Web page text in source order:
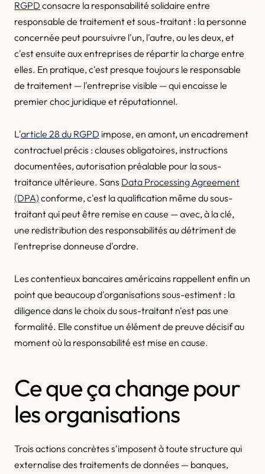
RGPD consacre la responsabilité solidaire entre
responsable de traitement et sous-traitant : la personne
concernée peut poursuivre l'un, l'autre, ou les deux, et
c'est ensuite aux entreprises de répartir la charge entre
elles. En pratique, c'est presque toujours le responsable
de traitement — l'entreprise visible — qui encaisse le
premier choc juridique et réputationnel.
L'article 28 du RGPD impose, en amont, un encadrement
contractuel précis : clauses obligatoires, instructions
documentées, autorisation préalable pour la sous-
traitance ultérieure. Sans Data Processing Agreement
(DPA) conforme, c'est la qualification même du sous-
traitant qui peut être remise en cause — avec, à la clé,
une redistribution des responsabilités au détriment de
l'entreprise donneuse d'ordre.
Les contentieux bancaires américains rappellent enfin un
point que beaucoup d'organisations sous-estiment : la
diligence dans le choix du sous-traitant n'est pas une
formalité. Elle constitue un élément de preuve décisif au
moment où la responsabilité est mise en cause.
Ce que ça change pour
les organisations
Trois actions concrètes s'imposent à toute structure qui
externalise des traitements de données — banques,